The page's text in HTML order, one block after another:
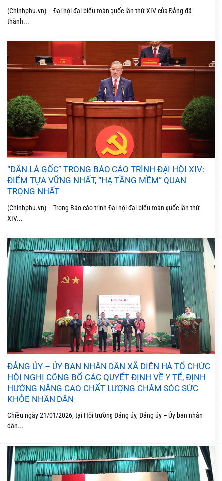
(Chinhphu.vn) – Đại hội đại biểu toàn quốc lần thứ XIV của Đảng đã
thành...
“DÂN LÀ GỐC” TRONG BÁO CÁO TRÌNH ĐẠI HỘI XIV:
ĐIỂM TỰA VỮNG NHẤT, “HẠ TẦNG MỀM” QUAN
TRỌNG NHẤT
(Chinhphu.vn) – Trong Báo cáo trình Đại hội đại biểu toàn quốc lần thứ
XIV...
ĐẢNG ỦY – ỦY BAN NHÂN DÂN XÃ DIÊN HÀ TỔ CHỨC
HỘI NGHỊ CÔNG BỐ CÁC QUYẾT ĐỊNH VỀ Y TẾ, ĐỊNH
HƯỚNG NÂNG CAO CHẤT LƯỢNG CHĂM SÓC SỨC
KHỎE NHÂN DÂN
Chiều ngày 21/01/2026, tại Hội trường Đảng ủy, Đảng ủy – Ủy ban nhân
dân...